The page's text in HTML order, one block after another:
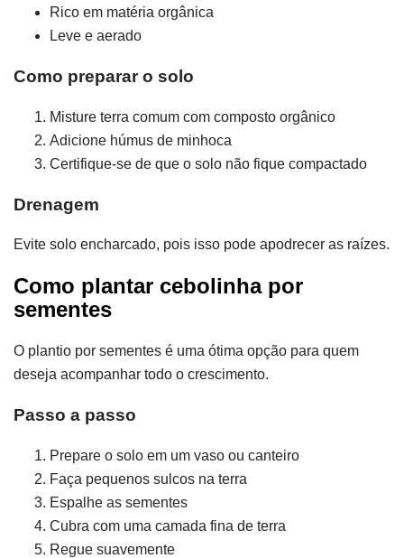
Rico em matéria orgânica
Leve e aerado
Como preparar o solo
Misture terra comum com composto orgânico
Adicione húmus de minhoca
Certifique-se de que o solo não fique compactado
Drenagem
Evite solo encharcado, pois isso pode apodrecer as raízes.
Como plantar cebolinha por
sementes
O plantio por sementes é uma ótima opção para quem
deseja acompanhar todo o crescimento.
Passo a passo
Prepare o solo em um vaso ou canteiro
Faça pequenos sulcos na terra
Espalhe as sementes
Cubra com uma camada fina de terra
Regue suavemente